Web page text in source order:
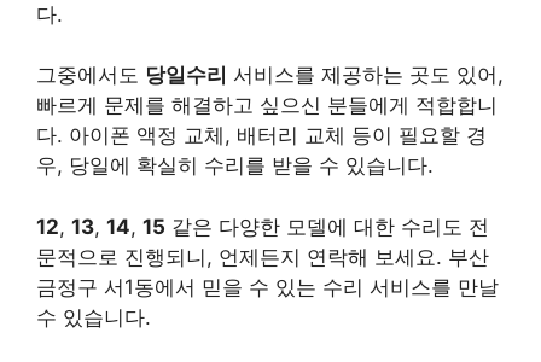
다.
그중에서도 당일수리 서비스를 제공하는 곳도 있어,
빠르게 문제를 해결하고 싶으신 분들에게 적합합니
다. 아이폰 액정 교체, 배터리 교체 등이 필요할 경
우, 당일에 확실히 수리를 받을 수 있습니다.
12, 13, 14, 15 같은 다양한 모델에 대한 수리도 전
문적으로 진행되니, 언제든지 연락해 보세요. 부산
금정구 서1동에서 믿을 수 있는 수리 서비스를 만날
수 있습니다.